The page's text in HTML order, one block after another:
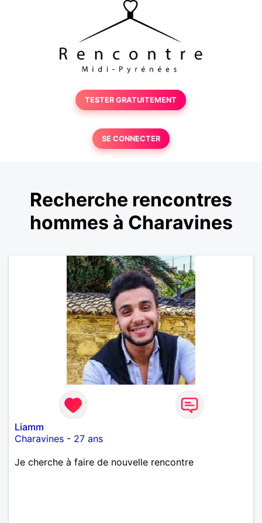
TESTER GRATUITEMENT
SE CONNECTER
Recherche rencontres
hommes à Charavines
Liamm
Charavines - 27 ans
Je cherche à faire de nouvelle rencontre